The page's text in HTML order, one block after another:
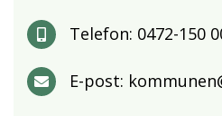
Telefon: 0472-150
E-post: